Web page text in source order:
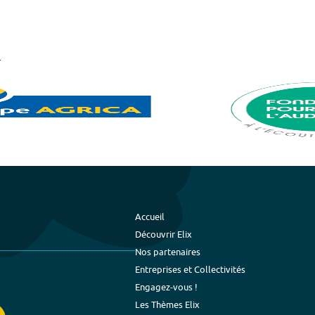
Accueil
Découvrir Elix
Nos partenaires
Entreprises et Collectivités
Engagez-vous !
Les Thèmes Elix